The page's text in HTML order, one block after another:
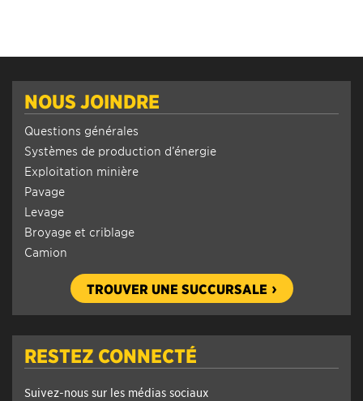
NOUS JOINDRE
Questions générales
Systèmes de production d’énergie
Exploitation minière
Pavage
Levage
Broyage et criblage
Camion
TROUVER UNE SUCCURSALE
RESTEZ CONNECTÉ
Suivez-nous sur les médias sociaux